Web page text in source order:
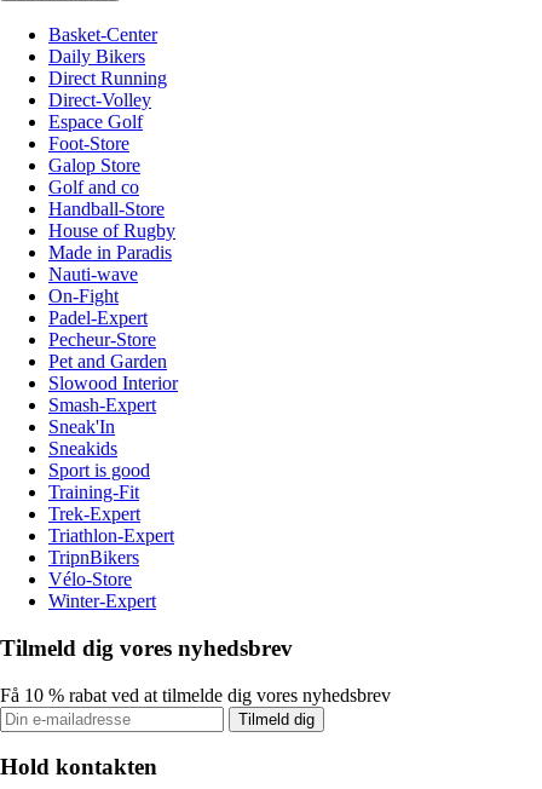
Basket-Center
Daily Bikers
Direct Running
Direct-Volley
Espace Golf
Foot-Store
Galop Store
Golf and co
Handball-Store
House of Rugby
Made in Paradis
Nauti-wave
On-Fight
Padel-Expert
Pecheur-Store
Pet and Garden
Slowood Interior
Smash-Expert
Sneak'In
Sneakids
Sport is good
Training-Fit
Trek-Expert
Triathlon-Expert
TripnBikers
Vélo-Store
Winter-Expert
Tilmeld dig vores nyhedsbrev
Få 10 % rabat ved at tilmelde dig vores nyhedsbrev
Tilmeld dig
Hold kontakten